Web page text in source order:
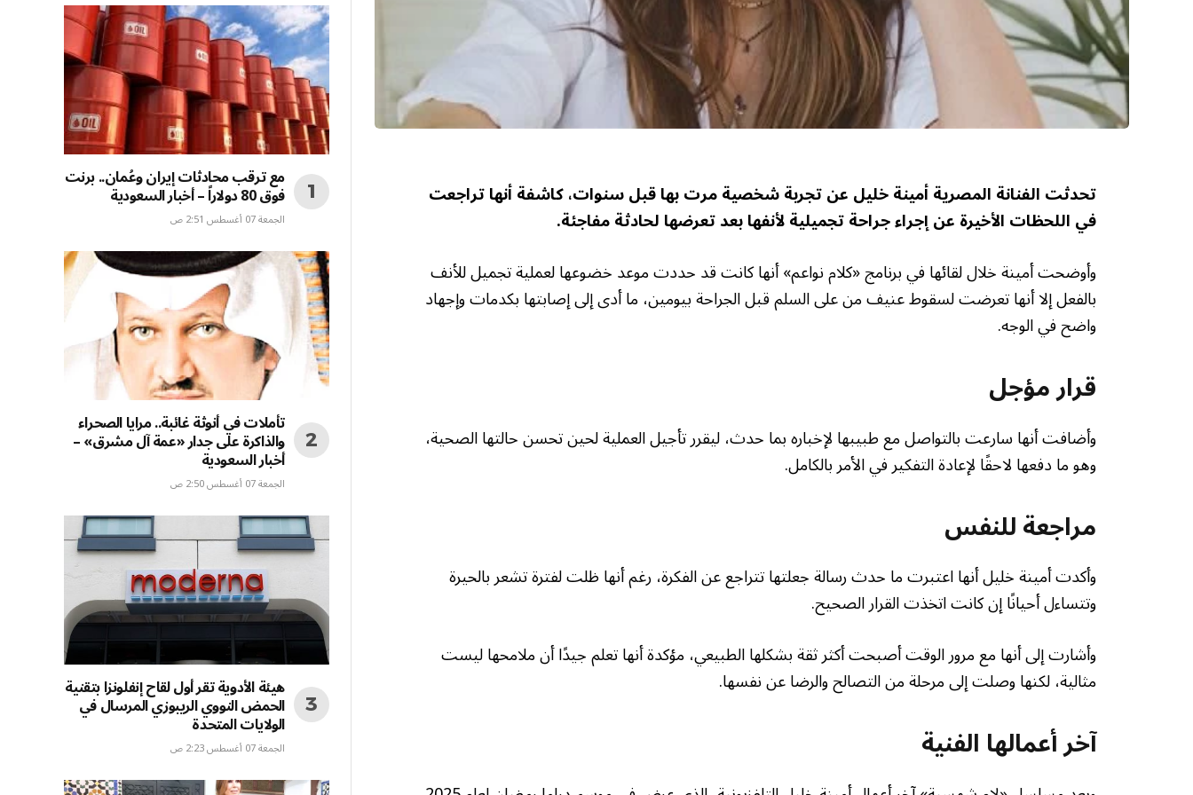
تحدثت الفنانة المصرية أمينة خليل عن تجربة شخصية مرت بها قبل سنوات، كاشفة أنها تراجعت
في اللحظات الأخيرة عن إجراء جراحة تجميلية لأنفها بعد تعرضها لحادثة مفاجئة.
وأوضحت أمينة خلال لقائها في برنامج «كلام نواعم» أنها كانت قد حددت موعد خضوعها لعملية تجميل للأنف
بالفعل إلا أنها تعرضت لسقوط عنيف من على السلم قبل الجراحة بيومين، ما أدى إلى إصابتها بكدمات وإجهاد
واضح في الوجه.
قرار مؤجل
وأضافت أنها سارعت بالتواصل مع طبيبها لإخباره بما حدث، ليقرر تأجيل العملية لحين تحسن حالتها الصحية،
وهو ما دفعها لاحقًا لإعادة التفكير في الأمر بالكامل.
مراجعة للنفس
وأكدت أمينة خليل أنها اعتبرت ما حدث رسالة جعلتها تتراجع عن الفكرة، رغم أنها ظلت لفترة تشعر بالحيرة
وتتساءل أحيانًا إن كانت اتخذت القرار الصحيح.
وأشارت إلى أنها مع مرور الوقت أصبحت أكثر ثقة بشكلها الطبيعي، مؤكدة أنها تعلم جيدًا أن ملامحها ليست
مثالية، لكنها وصلت إلى مرحلة من التصالح والرضا عن نفسها.
آخر أعمالها الفنية
مع ترقب محادثات إيران وعُمان.. برنت
فوق 80 دولاراً – أخبار السعودية
الجمعة 07 أغسطس 2:51 ص
تأملات في أنوثة غائبة.. مرايا الصحراء
والذاكرة على جدار «عمة آل مشرق» –
أخبار السعودية
الجمعة 07 أغسطس 2:50 ص
هيئة الأدوية تقر أول لقاح إنفلونزا بتقنية
الحمض النووي الريبوزي المرسال في
الولايات المتحدة
الجمعة 07 أغسطس 2:23 ص